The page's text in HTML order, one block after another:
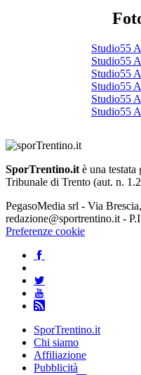
Studio55
Studio55
Studio55
Studio55
Studio55
Studio55
SporTrentino.it è una
Tribunale di Trento (aut. n.
PegasoMedia srl - Via
redazione@sportrentino.it -
Preferenze cookie
SporTrentino.it
Chi siamo
Affiliazione
Pubblicità